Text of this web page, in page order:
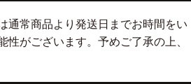
通常商品より発送日までお時間をい
がございます。予めご了承の上、